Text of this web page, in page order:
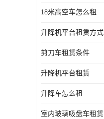
18米高空车怎么租
升降机平台租赁方式
剪刀车租赁条件
升降机平台租赁
升降车怎么租
室内玻璃吸盘车租赁